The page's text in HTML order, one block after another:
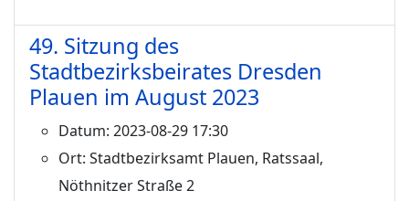
49. Sitzung des
Stadtbezirksbeirates Dresden
Plauen im August 2023
Datum: 2023-08-29 17:30
Ort: Stadtbezirksamt Plauen, Ratssaal,
Nöthnitzer Straße 2